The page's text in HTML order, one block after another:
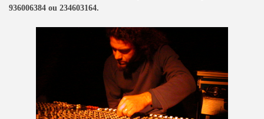
936006384 ou 234603164.